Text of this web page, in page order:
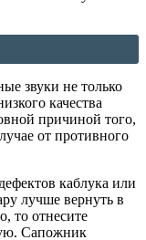
звуки не только
качества
причиной того,
от противного
каблука или
лучше вернуть в
то отнесите
Сапожник